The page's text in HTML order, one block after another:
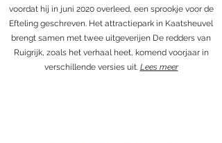
voordat hij in juni 2020 overleed, een sprookje voor de
Efteling geschreven. Het attractiepark in Kaatsheuvel
brengt samen met twee uitgeverijen De redders van
Ruigrijk, zoals het verhaal heet, komend voorjaar in
verschillende versies uit. Lees meer